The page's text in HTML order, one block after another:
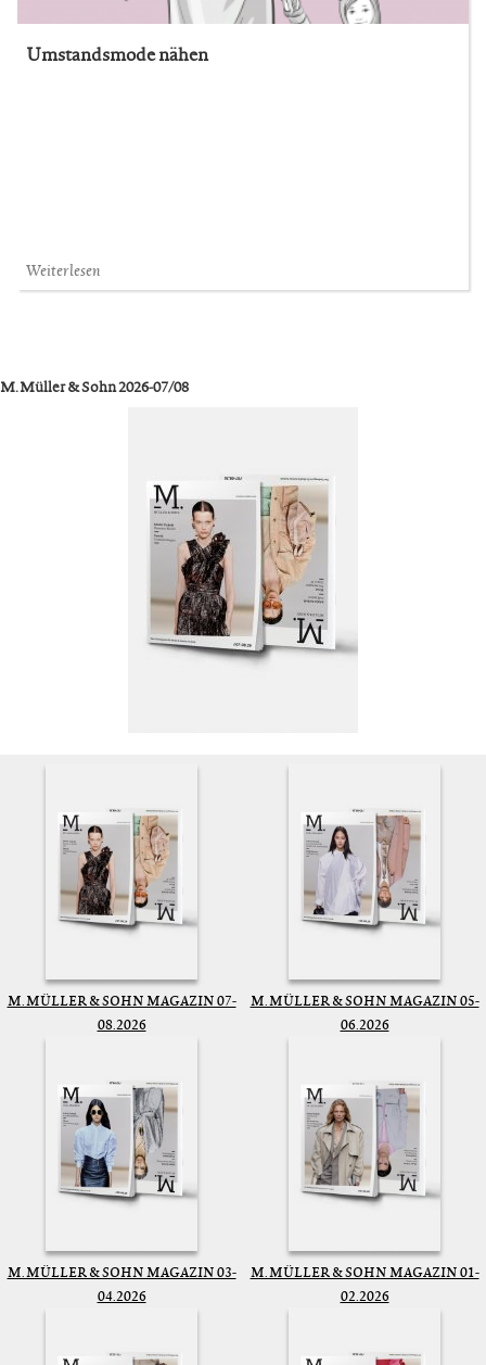
Umstandsmode nähen
Weiterlesen
M. Müller & Sohn 2026-07/08
M. MÜLLER & SOHN MAGAZIN 07-
08.2026
M. MÜLLER & SOHN MAGAZIN 05-
06.2026
M. MÜLLER & SOHN MAGAZIN 03-
04.2026
M. MÜLLER & SOHN MAGAZIN 01-
02.2026